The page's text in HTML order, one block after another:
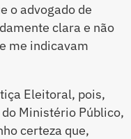
o advogado de
clara e não
me indicavam
Eleitoral, pois,
Ministério Público,
certeza que,